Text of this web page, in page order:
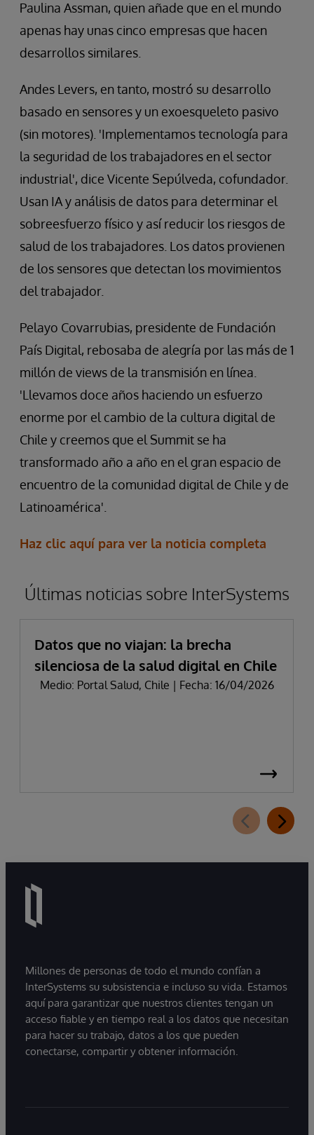
Paulina Assman, quien añade que en el mundo
apenas hay unas cinco empresas que hacen
desarrollos similares.
Andes Levers, en tanto, mostró su desarrollo
basado en sensores y un exoesqueleto pasivo
(sin motores). 'Implementamos tecnología para
la seguridad de los trabajadores en el sector
industrial', dice Vicente Sepúlveda, cofundador.
Usan IA y análisis de datos para determinar el
sobreesfuerzo físico y así reducir los riesgos de
salud de los trabajadores. Los datos provienen
de los sensores que detectan los movimientos
del trabajador.
Pelayo Covarrubias, presidente de Fundación
País Digital, rebosaba de alegría por las más de 1
millón de views de la transmisión en línea.
'Llevamos doce años haciendo un esfuerzo
enorme por el cambio de la cultura digital de
Chile y creemos que el Summit se ha
transformado año a año en el gran espacio de
encuentro de la comunidad digital de Chile y de
Latinoamérica'.
Haz clic aquí para ver la noticia completa
Últimas noticias sobre InterSystems
Datos que no viajan: la brecha
silenciosa de la salud digital en Chile
Medio: Portal Salud, Chile | Fecha: 16/04/2026
Millones de personas de todo el mundo confían a
InterSystems su subsistencia e incluso su vida. Estamos
aquí para garantizar que nuestros clientes tengan un
acceso fiable y en tiempo real a los datos que necesitan
para hacer su trabajo, datos a los que pueden
conectarse, compartir y obtener información.